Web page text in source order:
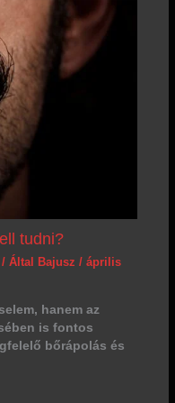
tudni?
/ Által Bajusz / április
hanem az
is fontos
bőrápolás és